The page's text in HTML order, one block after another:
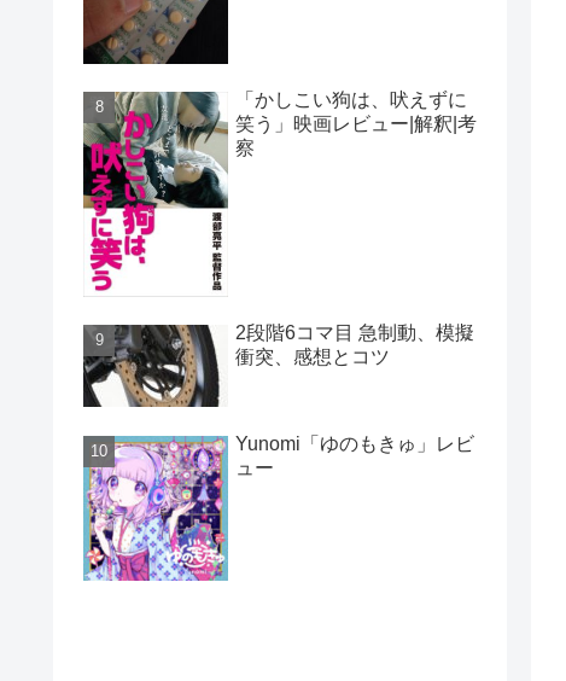
「かしこい狗は、吠えずに
笑う」映画レビュー|解釈|考
察
2段階6コマ目 急制動、模擬
衝突、感想とコツ
Yunomi「ゆのもきゅ」レビ
ュー